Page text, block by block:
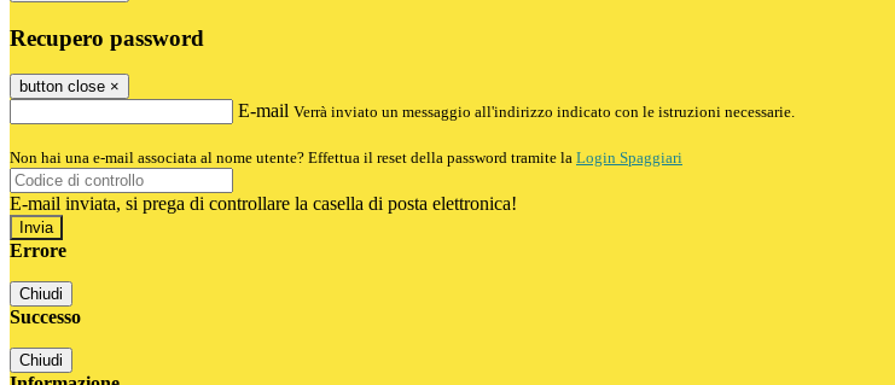
Recupero password
button close ×
E-mail Verrà inviato un messaggio all'indirizzo indicato con le istruzioni necessarie.
Non hai una e-mail associata al nome utente? Effettua il reset della password tramite la Login Spaggiari
E-mail inviata, si prega di controllare la casella di posta elettronica!
Errore
Chiudi
Successo
Chiudi